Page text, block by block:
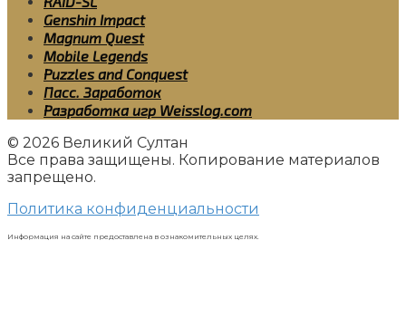
Genshin Impact
Magnum Quest
Mobile Legends
Puzzles and Conquest
Пасс. Заработок
Разработка игр Weisslog.com
© 2026 Великий Султан
Все права защищены. Копирование материалов
запрещено.
Политика конфиденциальности
Информация на сайте предоставлена в ознакомительных целях.